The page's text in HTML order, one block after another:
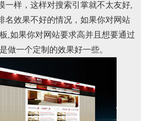
一样，这样对搜索引掌就不太友好,
名效果不好的情况，如果你对网站
,如果你对网站要求高并且想要通过
做一个定制的效果好一些。